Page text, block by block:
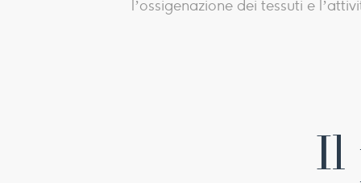
l’ossigenazione dei tessuti e
Il